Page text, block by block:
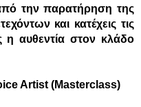
την παρατήρηση της
και κατέχεις τις
η αυθεντία στον κλάδο
Artist (Masterclass)